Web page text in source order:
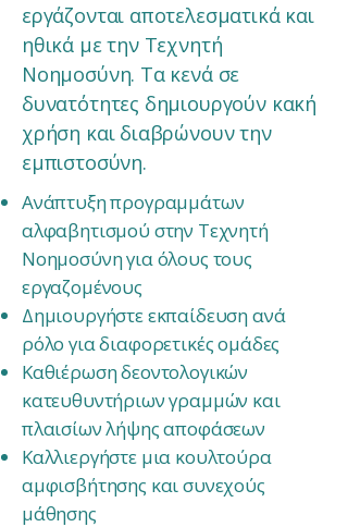
εργάζονται αποτελεσματικά και
ηθικά με την Τεχνητή
Νοημοσύνη. Τα κενά σε
δυνατότητες δημιουργούν κακή
χρήση και διαβρώνουν την
εμπιστοσύνη.
Ανάπτυξη προγραμμάτων
αλφαβητισμού στην Τεχνητή
Νοημοσύνη για όλους τους
εργαζομένους
Δημιουργήστε εκπαίδευση ανά
ρόλο για διαφορετικές ομάδες
Καθιέρωση δεοντολογικών
κατευθυντήριων γραμμών και
πλαισίων λήψης αποφάσεων
Καλλιεργήστε μια κουλτούρα
αμφισβήτησης και συνεχούς
μάθησης